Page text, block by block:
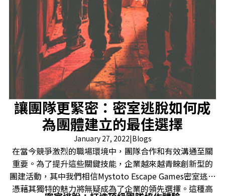
讓團隊更緊密：密室逃脫如何成
為團體建立的最佳選擇
January 27, 2022|Blogs
在當今競爭激烈的職場環境中，團隊合作和有效溝通至關
重要。為了提升這些關鍵技能，企業越來越青睞創新型的
團建活動，其中我們相信Mystoto Escape Games密室逃脫
憑藉其獨特的魅力將無疑成為了企業的領先選擇。這種高